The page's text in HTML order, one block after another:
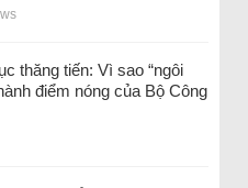
thăng tiến: Vì sao “ngôi
điểm nóng của Bộ Công